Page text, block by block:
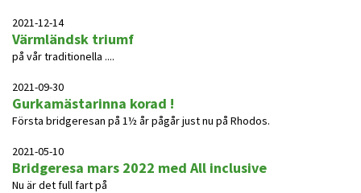
2021-12-14
Värmländsk triumf
på vår traditionella ....
2021-09-30
Gurkamästarinna korad !
Första bridgeresan på 1½ år pågår just nu på Rhodos.
2021-05-10
Bridgeresa mars 2022 med All inclusive
Nu är det full fart på